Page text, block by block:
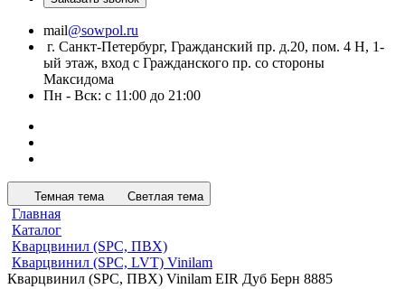
mail@sowpol.ru
г. Санкт-Петербург, Гражданский пр. д.20, пом. 4 Н, 1-
ый этаж, вход с Гражданского пр. со стороны
Максидома
Пн - Вск: с 11:00 до 21:00
Темная тема Светлая тема
Главная
Каталог
Кварцвинил (SPC, ПВХ)
Кварцвинил (SPC, LVT) Vinilam
Кварцвинил (SPC, ПВХ) Vinilam EIR Дуб Берн 8885